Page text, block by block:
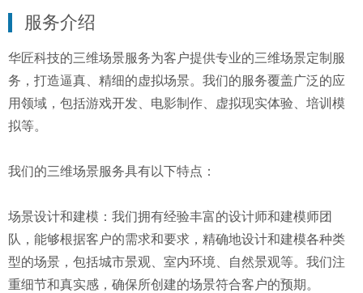
服务介绍
华匠科技的三维场景服务为客户提供专业的三维场景定制服
务，打造逼真、精细的虚拟场景。我们的服务覆盖广泛的应
用领域，包括游戏开发、电影制作、虚拟现实体验、培训模
拟等。
我们的三维场景服务具有以下特点：
场景设计和建模：我们拥有经验丰富的设计师和建模师团
队，能够根据客户的需求和要求，精确地设计和建模各种类
型的场景，包括城市景观、室内环境、自然景观等。我们注
重细节和真实感，确保所创建的场景符合客户的预期。